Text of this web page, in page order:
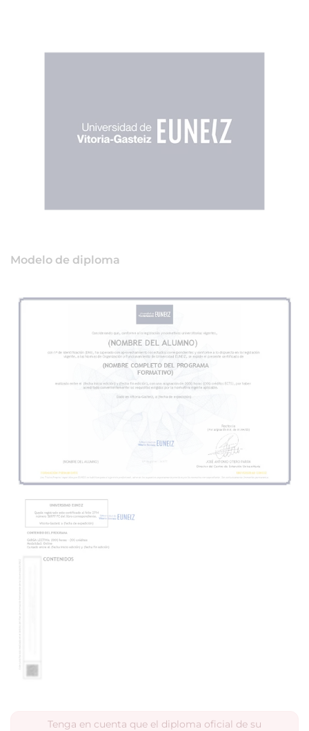
Modelo de diploma
Tenga en cuenta que el diploma oficial de su